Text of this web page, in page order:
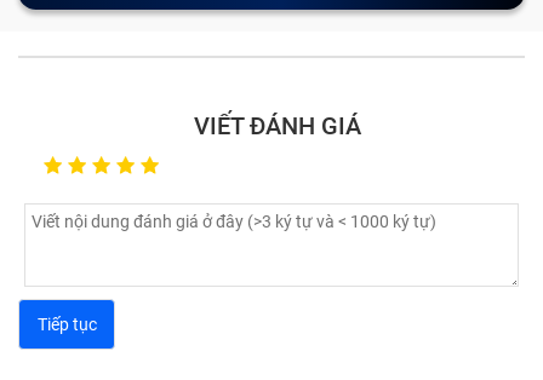
số vấn đề từ nhẹ đến nặng cần được kiểm tra và sửa
Màn hình laptop có thể gặp phải một số lỗi phổ biến
những dấu hiệu thường gặp là màn hình bị sọc ngang
hình nhấp nháy liên tục, đó có thể là dấu hiệu của sự
cố về phần cứng hoặc phần mềm.
VIẾT ĐÁNH GIÁ